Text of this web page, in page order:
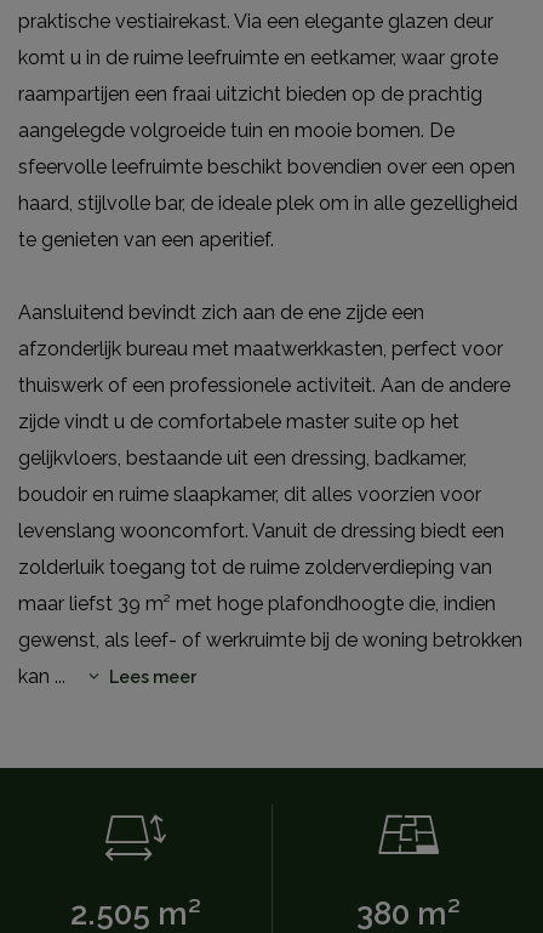
praktische vestiairekast. Via een elegante glazen deur
komt u in de ruime leefruimte en eetkamer, waar grote
raampartijen een fraai uitzicht bieden op de prachtig
aangelegde volgroeide tuin en mooie bomen. De
sfeervolle leefruimte beschikt bovendien over een open
haard, stijlvolle bar, de ideale plek om in alle gezelligheid
te genieten van een aperitief.
Aansluitend bevindt zich aan de ene zijde een
afzonderlijk bureau met maatwerkkasten, perfect voor
thuiswerk of een professionele activiteit. Aan de andere
zijde vindt u de comfortabele master suite op het
gelijkvloers, bestaande uit een dressing, badkamer,
boudoir en ruime slaapkamer, dit alles voorzien voor
levenslang wooncomfort. Vanuit de dressing biedt een
zolderluik toegang tot de ruime zolderverdieping van
maar liefst 39 m² met hoge plafondhoogte die, indien
gewenst, als leef- of werkruimte bij de woning betrokken
kan ... Lees meer
2.505 m² 380 m²